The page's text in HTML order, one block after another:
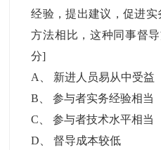
经验，提出建议，促进
方法相比，这种同事督
分]
A
新进人员易从中受益
B 、参与者实务经验相当
C 、参与者技术水平相当
D 、督导成本较低